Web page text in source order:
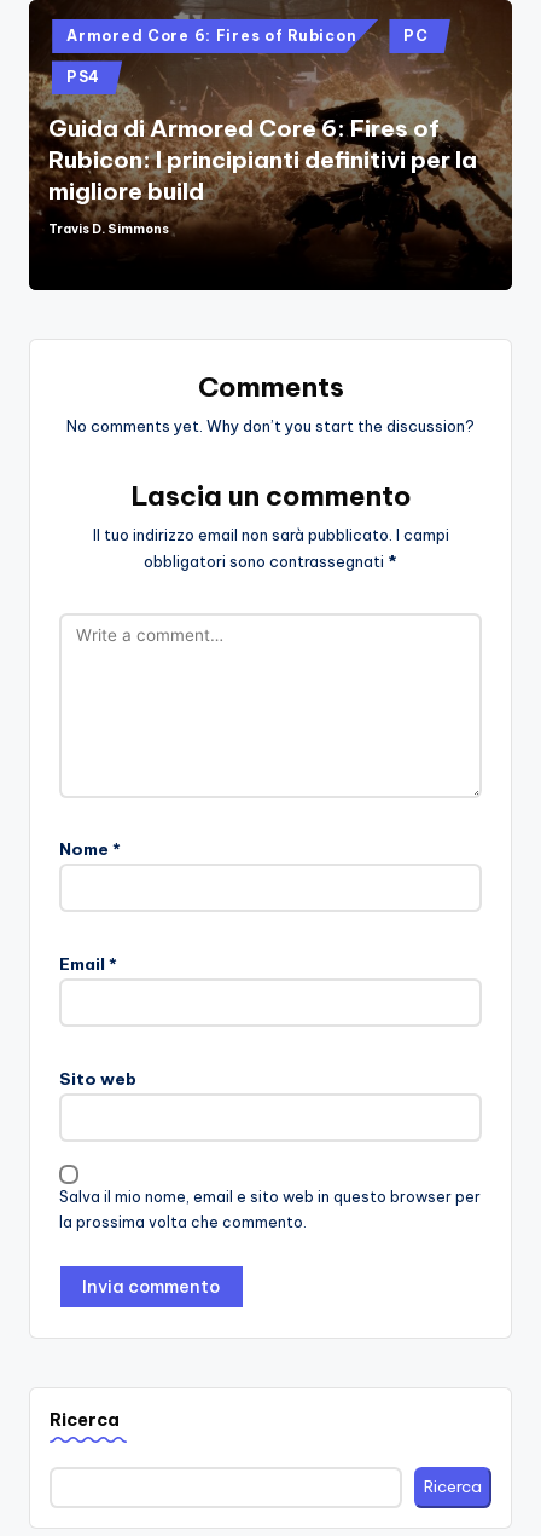
Posted
in
Armored Core 6: Fires of Rubicon PC
PS4
Guida di Armored Core 6: Fires of
Rubicon: I principianti definitivi per la
migliore build
Posted
Travis D. Simmons
Comments
No comments yet. Why don’t you start the discussion?
Lascia un commento
Il tuo indirizzo email non sarà pubblicato. I campi
obbligatori sono contrassegnati *
Nome *
Email *
Sito web
Salva il mio nome, email e sito web in questo browser per
la prossima volta che commento.
Ricerca
Ricerca